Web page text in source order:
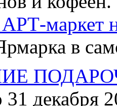
маркет
в
декабря